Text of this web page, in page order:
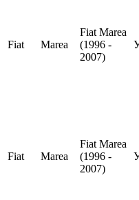
Fiat Marea
Fiat Marea
(1996 -
2007)
Fiat Marea
Fiat Marea
(1996 -
2007)